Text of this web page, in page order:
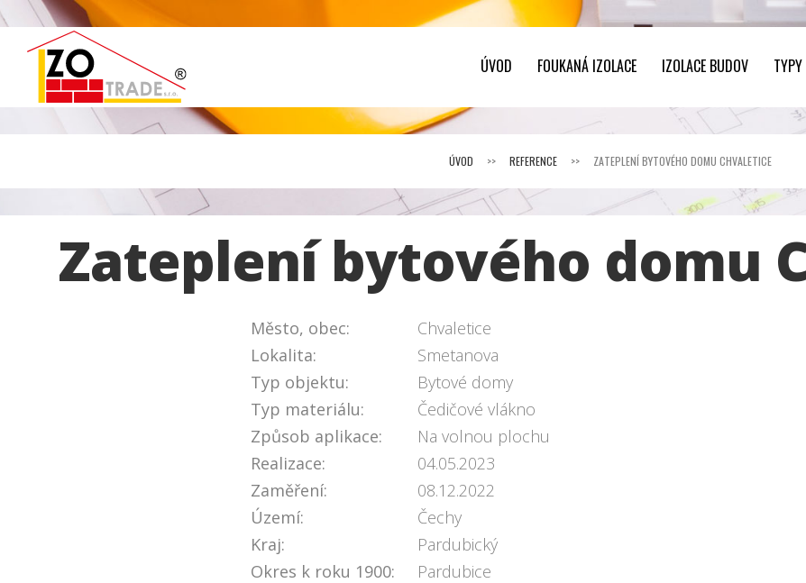
ÚVOD FOUKANÁ IZOLACE IZOLACE BUDOV
ÚVOD >> REFERENCE >> ZATEPLENÍ BYTOVÉHO DOMU CHVALETICE
Zateplení bytového domu
Město, obec:
Chvaletice
Lokalita:
Smetanova
Typ objektu:
Bytové domy
Typ materiálu:
Čedičové vlákno
Způsob aplikace:
Na volnou plochu
Realizace:
04.05.2023
Zaměření:
08.12.2022
Území:
Čechy
Kraj:
Pardubický
Okres k roku 1900:
Pardubice